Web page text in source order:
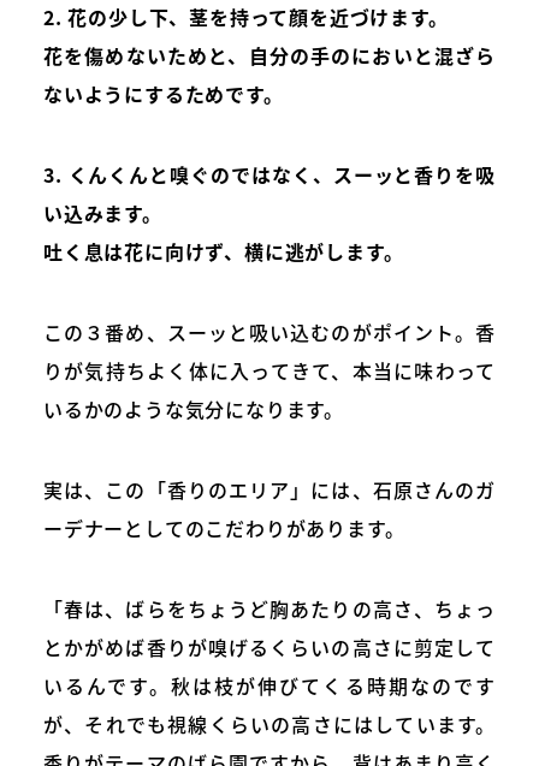
2. 花の少し下、茎を持って顔を近づけます。
花を傷めないためと、自分の手のにおいと混ざら
ないようにするためです。
3. くんくんと嗅ぐのではなく、スーッと香りを吸
い込みます。
吐く息は花に向けず、横に逃がします。
この３番め、スーッと吸い込むのがポイント。香
りが気持ちよく体に入ってきて、本当に味わって
いるかのような気分になります。
実は、この「香りのエリア」には、石原さんのガ
ーデナーとしてのこだわりがあります。
「春は、ばらをちょうど胸あたりの高さ、ちょっ
とかがめば香りが嗅げるくらいの高さに剪定して
いるんです。秋は枝が伸びてくる時期なのです
が、それでも視線くらいの高さにはしています。